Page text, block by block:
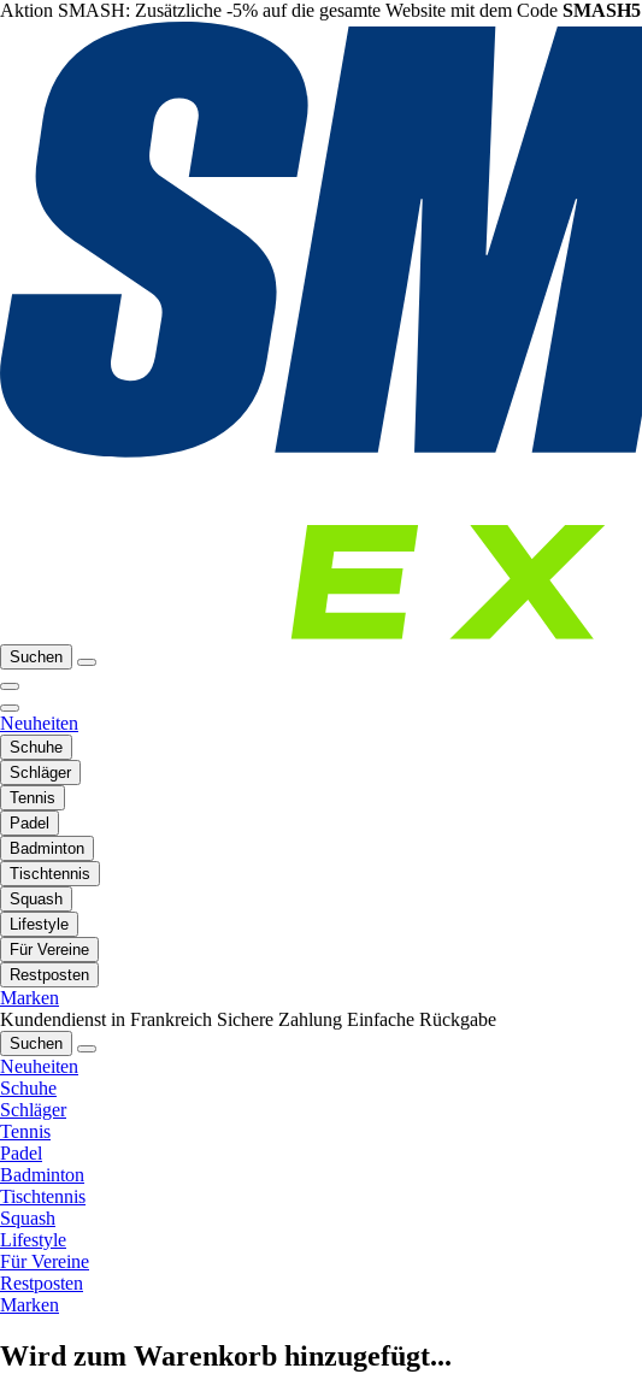
Aktion SMASH: Zusätzliche -5% auf die gesamte Website mit dem Code SMASH5
Suchen
Neuheiten
Schuhe
Schläger
Tennis
Padel
Badminton
Tischtennis
Squash
Lifestyle
Für Vereine
Restposten
Marken
Kundendienst in Frankreich Sichere Zahlung Einfache Rückgabe
Suchen
Neuheiten
Schuhe
Schläger
Tennis
Padel
Badminton
Tischtennis
Squash
Lifestyle
Für Vereine
Restposten
Marken
Wird zum Warenkorb hinzugefügt...